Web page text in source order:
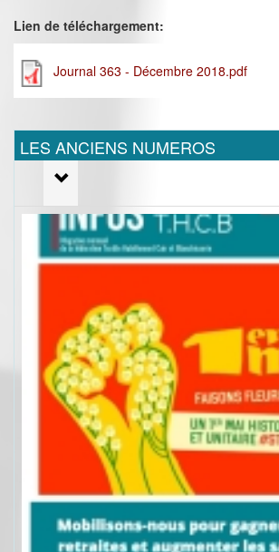
Lien de téléchargement:
Journal 363 - Décembre 2018.pdf
LES ANCIENS NUMEROS